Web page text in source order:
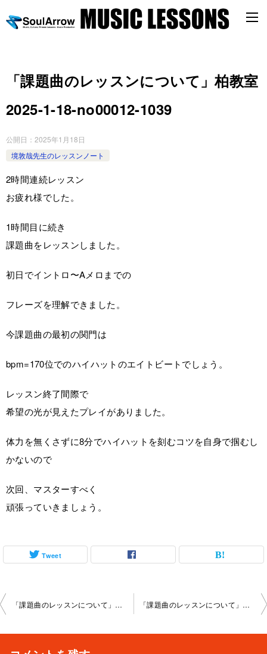
「課題曲のレッスンについて」柏教室
2025-1-18-no00012-1039
公開日： 2025年1月18日
境敦哉先生のレッスンノート
2時間連続レッスン
お疲れ様でした。
1時間目に続き
課題曲をレッスンしました。
初日でイントロ〜Aメロまでの
フレーズを理解できました。
今課題曲の最初の関門は
bpm=170位でのハイハットのエイトビートでしょう。
レッスン終了間際で
希望の光が見えたプレイがありました。
体力を無くさずに8分でハイハットを刻むコツを自身で掴むし
かないので
次回、マスターすべく
頑張っていきましょう。
Tweet
投
「課題曲のレッスンについて」柏教室2025-1-18-no00012-1039 「課題曲のレッスンについて」柏教室2025-2-15-no00012-1039